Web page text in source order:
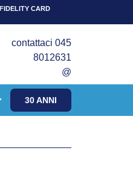
I 30 ANNI DEL
FIDELITY CARD
contattaci 045
8012631
@
30 ANNI